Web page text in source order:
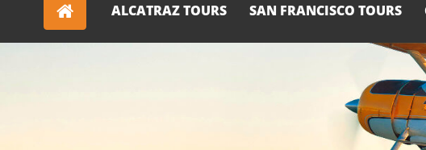
ALCATRAZ TOURS SAN FRANCISCO TOURS